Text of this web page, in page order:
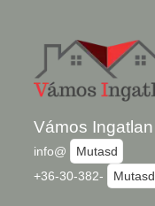
Vámos Ingatlan
info@
Mutasd
+36-30-382-
Mutasd